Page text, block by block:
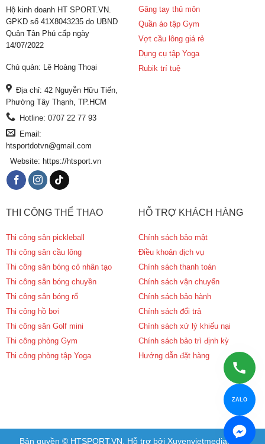
Hộ kinh doanh HT SPORT.VN.
GPKD số 41X8043235 do UBND
Quận Tân Phú cấp ngày
14/07/2022
Chủ quản: Lê Hoàng Thoại
Địa chỉ: 42 Nguyễn Hữu Tiến,
Phường Tây Thạnh, TP.HCM
Hotline: 0707 22 77 93
Email:
htsportdotvn@gmail.com
Website: https://htsport.vn
Găng tay thủ môn
Quần áo tập Gym
Vợt cầu lông giá rẻ
Dụng cụ tập Yoga
Rubik trí tuệ
THI CÔNG THỂ THAO
Thi công sân pickleball
Thi công sân cầu lông
Thi công sân bóng cỏ nhân tạo
Thi công sân bóng chuyền
Thi công sân bóng rổ
Thi công hồ bơi
Thi công sân Golf mini
Thi công phòng Gym
Thi công phòng tập Yoga
HỖ TRỢ KHÁCH HÀNG
Chính sách bảo mật
Điều khoản dịch vụ
Chính sách thanh toán
Chính sách vận chuyển
Chính sách bảo hành
Chính sách đổi trả
Chính sách xử lý khiếu nại
Chính sách bảo trì định kỳ
Hướng dẫn đặt hàng
Bản quyền © HTSPORT.VN. Hỗ trợ bởi Xuyenvietmedia.com
ZALO